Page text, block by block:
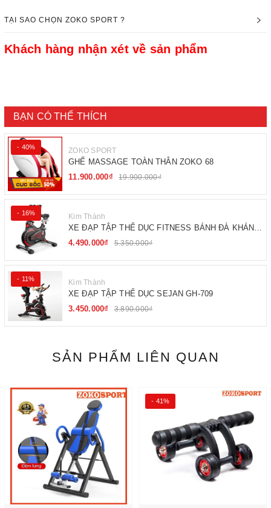
TẠI SAO CHỌN ZOKO SPORT ?
Khách hàng nhận xét về sản phẩm
BẠN CÓ THỂ THÍCH
- 40% ZOKO SPORT
GHẾ MASSAGE TOÀN THÂN ZOKO 68
11.900.000₫
19.900.000₫
- 16% Kim Thành
XE ĐẠP TẬP THỂ DỤC FITNESS BÁNH ĐÀ KHÁNG
TỪ
4.490.000₫ 5.350.000₫
- 11% Kim Thành
XE ĐẠP TẬP THỂ DỤC SEJAN GH-709
3.450.000₫
3.890.000₫
SẢN PHẨM LIÊN QUAN
- 41%